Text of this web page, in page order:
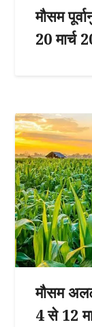
मौसम
20 मार्च
मौसम
4 से 12